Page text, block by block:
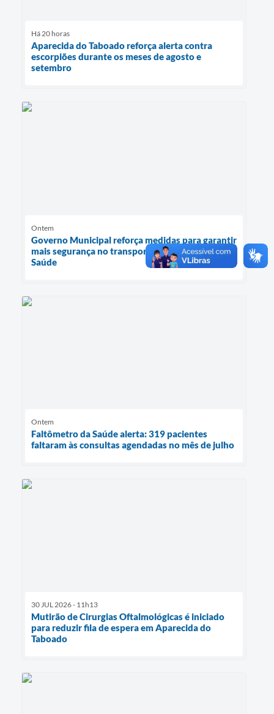
Há 20 horas
Aparecida do Taboado reforça alerta contra
escorpiões durante os meses de agosto e
setembro
Ontem
Governo Municipal reforça medidas para garantir
mais segurança no transporte de pacientes da
Saúde
Ontem
Faltômetro da Saúde alerta: 319 pacientes
faltaram às consultas agendadas no mês de julho
30 JUL 2026 - 11h13
Mutirão de Cirurgias Oftalmológicas é iniciado
para reduzir fila de espera em Aparecida do
Taboado